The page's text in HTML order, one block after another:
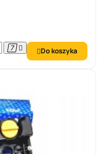
  Do koszyka